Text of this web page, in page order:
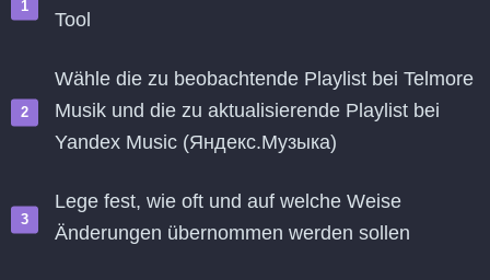
Tool
Wähle die zu beobachtende Playlist bei Telmore
Musik und die zu aktualisierende Playlist bei
Yandex Music (Яндекс.Музыка)
Lege fest, wie oft und auf welche Weise
Änderungen übernommen werden sollen